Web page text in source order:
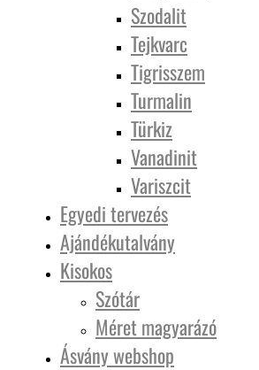
Szodalit
Tejkvarc
Tigrisszem
Turmalin
Türkiz
Vanadinit
Variszcit
Egyedi tervezés
Ajándékutalvány
Kisokos
Szótár
Méret magyarázó
Ásvány webshop